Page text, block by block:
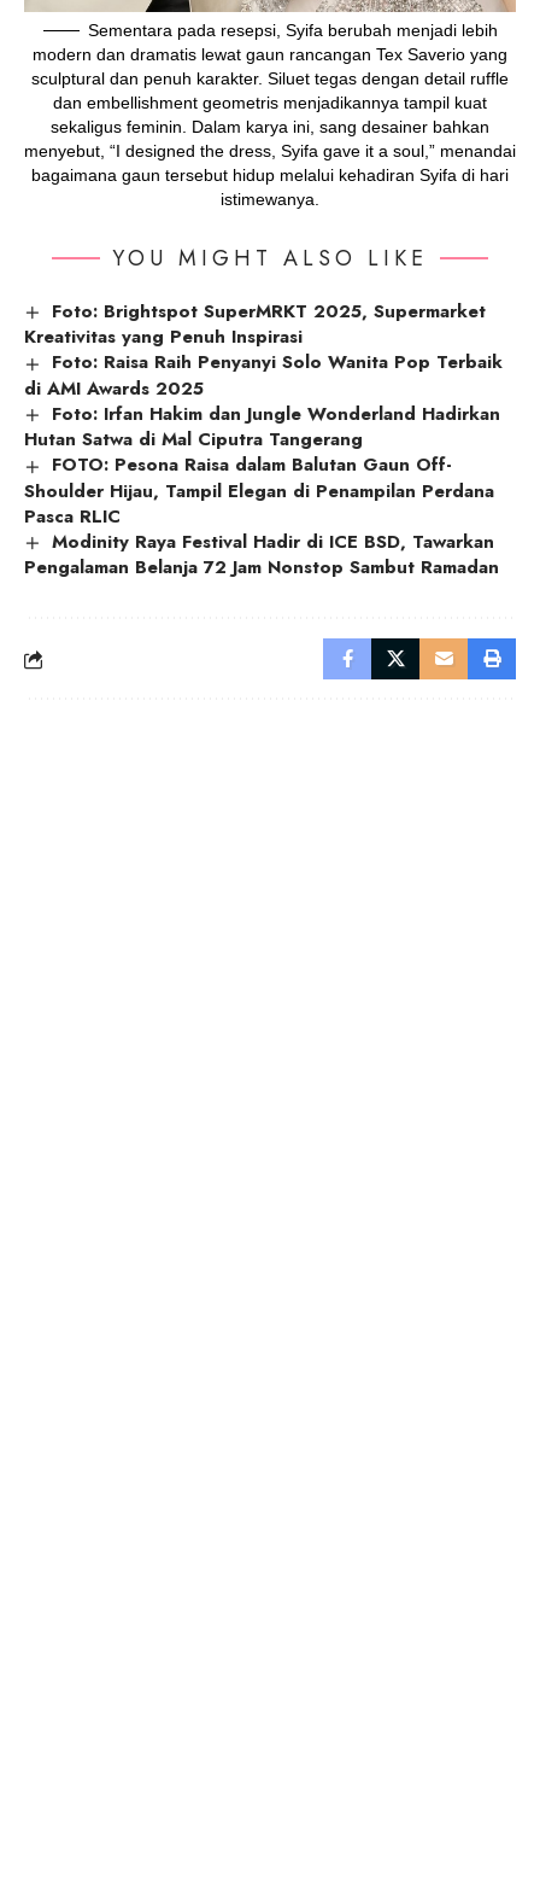
Sementara pada resepsi, Syifa berubah menjadi lebih
modern dan dramatis lewat gaun rancangan Tex Saverio yang
sculptural dan penuh karakter. Siluet tegas dengan detail ruffle
dan embellishment geometris menjadikannya tampil kuat
sekaligus feminin. Dalam karya ini, sang desainer bahkan
menyebut, “I designed the dress, Syifa gave it a soul,” menandai
bagaimana gaun tersebut hidup melalui kehadiran Syifa di hari
istimewanya.
YOU MIGHT ALSO LIKE
Foto: Brightspot SuperMRKT 2025, Supermarket
Kreativitas yang Penuh Inspirasi
Foto: Raisa Raih Penyanyi Solo Wanita Pop Terbaik
di AMI Awards 2025
Foto: Irfan Hakim dan Jungle Wonderland Hadirkan
Hutan Satwa di Mal Ciputra Tangerang
FOTO: Pesona Raisa dalam Balutan Gaun Off-
Shoulder Hijau, Tampil Elegan di Penampilan Perdana
Pasca RLIC
Modinity Raya Festival Hadir di ICE BSD, Tawarkan
Pengalaman Belanja 72 Jam Nonstop Sambut Ramadan